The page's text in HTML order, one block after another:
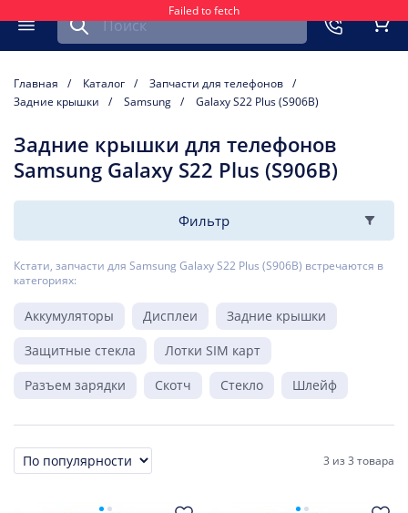
Failed to fetch
Меню
Найти запчасть для мобильного устройства
Главная Каталог
Запчасти для телефонов
Задние крышки
Samsung Galaxy S22 Plus (S906B)
Задние крышки для телефонов
Samsung Galaxy S22 Plus (S906B)
Фильтр
Кстати, запчасти для Samsung Galaxy S22 Plus (S906B) встречаются в
категориях:
Аккумуляторы Дисплеи
Задние крышки
Защитные стекла
Лотки SIM карт
Разъем зарядки
Скотч Стекло Шлейф
Сортировка 3 из3 товара